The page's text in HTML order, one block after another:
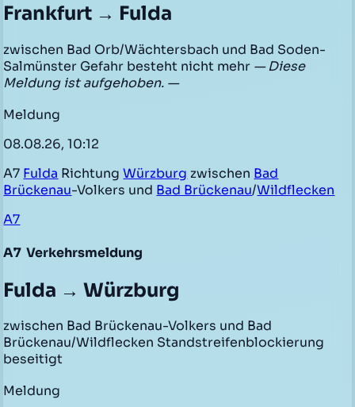
Frankfurt → Fulda
zwischen Bad Orb/Wächtersbach und Bad Soden-
Salmünster Gefahr besteht nicht mehr — Diese
Meldung ist aufgehoben. —
Meldung
08.08.26, 10:12
A7 Fulda RichtungWürzburg zwischen Bad
Brückenau-Volkers und Bad Brückenau/Wildflecken
A7
A7 Verkehrsmeldung
Fulda → Würzburg
zwischen Bad Brückenau-Volkers und Bad
Brückenau/Wildflecken Standstreifenblockierung
beseitigt
Meldung